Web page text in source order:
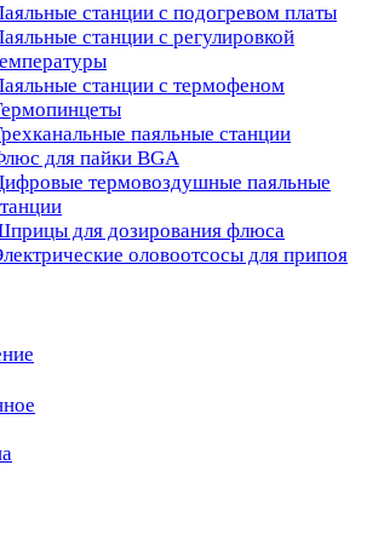
станции с подогревом платы
станции с регулировкой
станции с термофеном
паяльные станции
для пайки BGA
термовоздушные паяльные
для дозирования флюса
оловоотсосы для припоя